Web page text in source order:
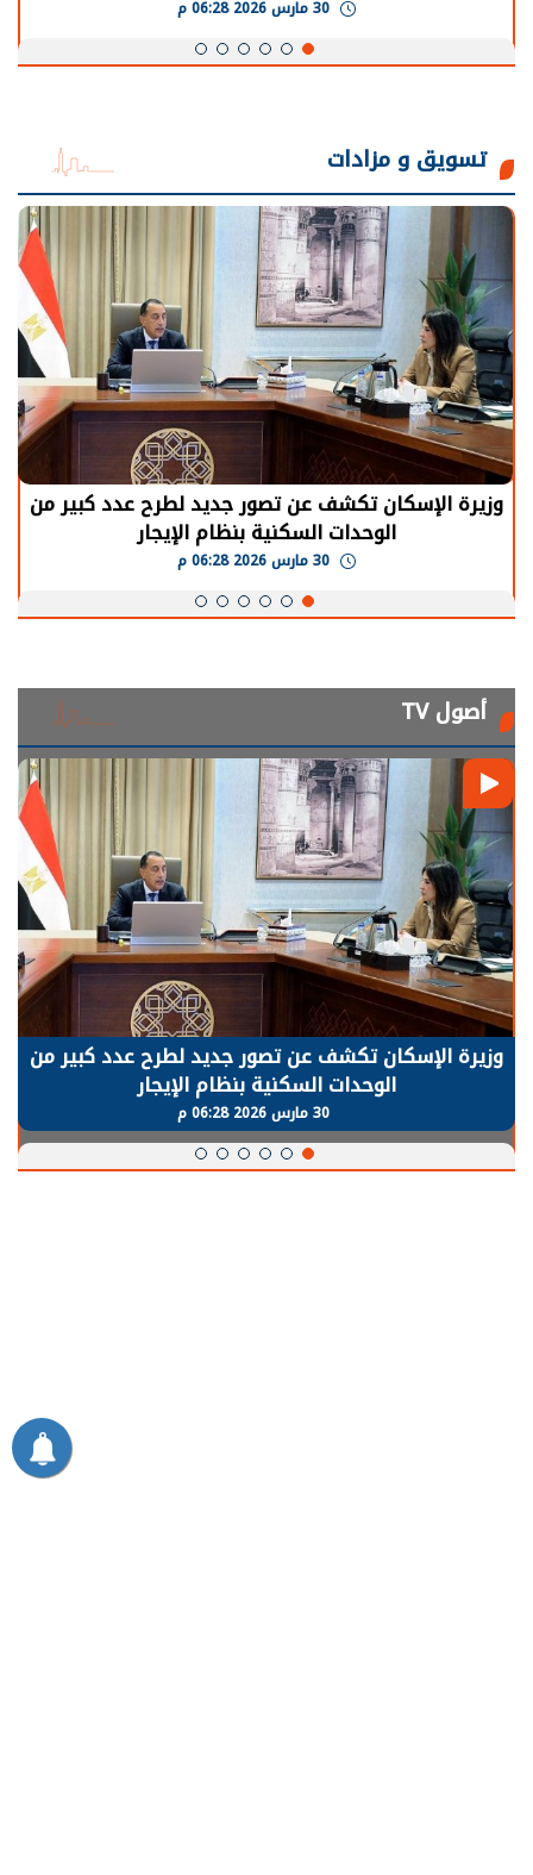
تسويق و مزادات
وزيرة الإسكان تكشف عن تصور جديد لطرح عدد كبير من
الوحدات السكنية بنظام الإيجار
أصول TV
وزيرة الإسكان تكشف عن تصور جديد لطرح عدد كبير من
الوحدات السكنية بنظام الإيجار